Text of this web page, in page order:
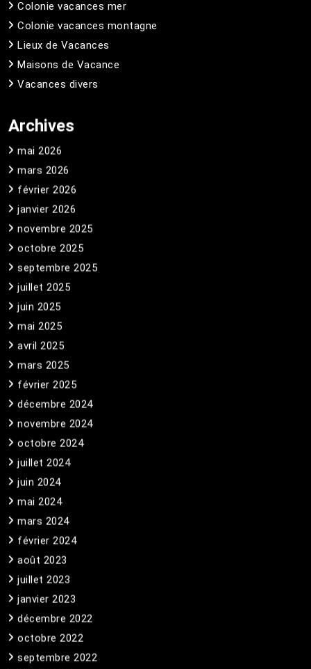
Colonie vacances mer
Colonie vacances montagne
Lieux de Vacances
Maisons de Vacance
Vacances divers
Archives
mai 2026
mars 2026
février 2026
janvier 2026
novembre 2025
octobre 2025
septembre 2025
juillet 2025
juin 2025
mai 2025
avril 2025
mars 2025
février 2025
décembre 2024
novembre 2024
octobre 2024
juillet 2024
juin 2024
mai 2024
mars 2024
février 2024
août 2023
juillet 2023
janvier 2023
décembre 2022
octobre 2022
septembre 2022